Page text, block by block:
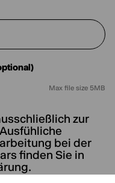
Max file size 5MB
zur
bei der
finden Sie in